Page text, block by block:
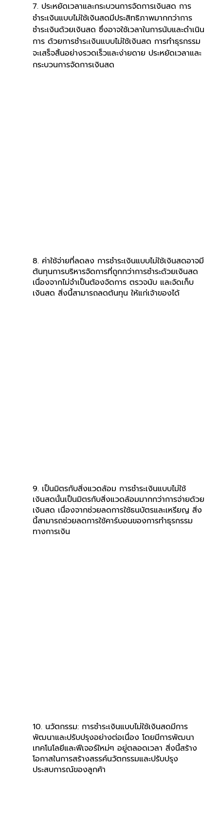
7. ประหยัดเวลาและกระบวนการจัดการเงินสด การ
ชำระเงินแบบไม่ใช้เงินสดมีประสิทธิภาพมากกว่าการ
ชำระเงินด้วยเงินสด ซึ่งอาจใช้เวลาในการนับและดำเนิน
การ ด้วยการชำระเงินแบบไม่ใช้เงินสด การทำธุรกรรม
จะเสร็จสิ้นอย่างรวดเร็วและง่ายดาย ประหยัดเวลาและ
กระบวนการจัดการเงินสด
8. ค่าใช้จ่ายที่ลดลง การชำระเงินแบบไม่ใช้เงินสดอาจมี
ต้นทุนการบริหารจัดการที่ถูกกว่าการชำระด้วยเงินสด
เนื่องจากไม่จำเป็นต้องจัดการ ตรวจนับ และจัดเก็บ
เงินสด สิ่งนี้สามารถลดต้นทุน ให้แก่เจ้าของได้
9. เป็นมิตรกับสิ่งแวดล้อม การชำระเงินแบบไม่ใช้
เงินสดนั้นเป็นมิตรกับสิ่งแวดล้อมมากกว่าการจ่ายด้วย
เงินสด เนื่องจากช่วยลดการใช้ธนบัตรและเหรียญ สิ่ง
นี้สามารถช่วยลดการใช้คาร์บอนของการทำธุรกรรม
ทางการเงิน
10. นวัตกรรม: การชำระเงินแบบไม่ใช้เงินสดมีการ
พัฒนาและปรับปรุงอย่างต่อเนื่อง โดยมีการพัฒนา
เทคโนโลยีและฟีเจอร์ใหม่ๆ อยู่ตลอดเวลา สิ่งนี้สร้าง
โอกาสในการสร้างสรรค์นวัตกรรมและปรับปรุง
ประสบการณ์ของลูกค้า